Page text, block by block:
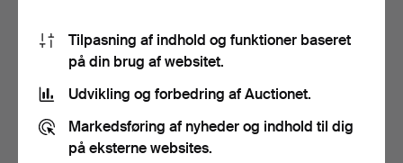
Overvåg søgning
auktioner.
Tilpasning af indhold og funktioner baseret
på din brug af websitet.
Udvikling og forbedring af Auctionet.
Markedsføring af nyheder og indhold til dig
på eksterne websites.